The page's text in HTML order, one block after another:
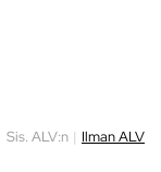
Sis. ALV:n | Ilman ALV